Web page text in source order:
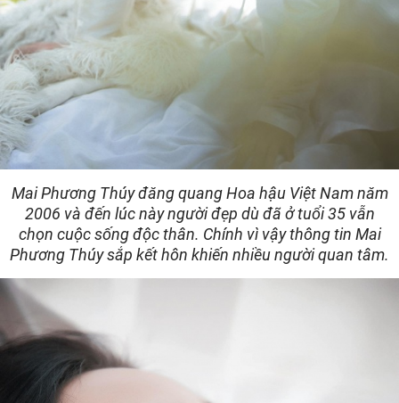
Mai Phương Thúy đăng quang Hoa hậu Việt Nam năm
2006 và đến lúc này người đẹp dù đã ở tuổi 35 vẫn
chọn cuộc sống độc thân. Chính vì vậy thông tin Mai
Phương Thúy sắp kết hôn khiến nhiều người quan tâm.